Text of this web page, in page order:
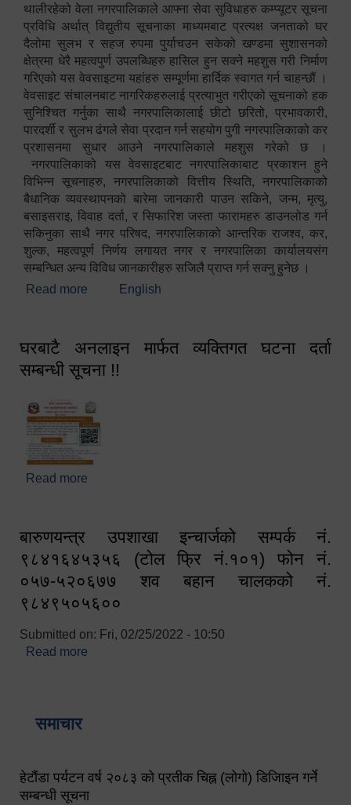
थालीरहेको वेला नगरपालिकाले आफ्ना सेवा सुविधाहरु कम्प्यूटर सूचना
प्रविधि अर्थात् विद्युतीय सूचनाका माध्यमबाट प्रत्यक्ष जनताको घर
दैलोमा सुलभ र सहज रुपमा पुर्याचउन सकेको खण्डमा सुशासनको
क्षेत्रमा धेरै महत्वपुर्ण उपलब्धिहरु हासिल हुन सक्ने महशुस गरी निर्माण
गरिएको यस वेवसाइटमा यहांहरु सम्पूर्णमा हार्दिक स्वागत गर्न चाहन्छौं ।
वेवसाइट संचालनबाट नागरिकहरुलाई प्रत्याभुत गरीएको सूचनाको हक
सुनिश्चित गर्नुका साथै नगरपालिकालाई छीटो छरितो, प्रभावकारी,
पारदर्शी र सुलभ ढंगले सेवा प्रदान गर्न सहयोग पुगी नगरपालिकाको कर
प्रशासनमा सुधार आउने नगरपालिकाले महशुस गरेको छ ।
नगरपालिकाको यस वेवसाइटबाट नगरपालिकाबाट प्रकाशन हुने
विभिन्न सूचनाहरु, नगरपालिकाको वित्तीय स्थिति, नगरपालिकाको
बैधानिक व्यवस्थापनको बारेमा जानकारी पाउन सकिने, जन्म, मृत्यु,
बसाइसराइ, विवाह दर्ता, र सिफारिश जस्ता फारामहरु डाउनलोड गर्न
सकिनुका साथै नगर परिषद, नगरपालिकाको आन्तरिक राजश्व, कर,
शुल्क, महत्वपूर्ण निर्णय लगायत नगर र नगरपालिका कार्यालयसंग
सम्बन्धित अन्य विविध जानकारीहरु सजिलै प्राप्त गर्न सक्नु हुनेछ ।
Read more about स्वागतम!!!
English
घरबाटै अनलाइन मार्फत व्यक्तिगत घटना दर्ता
सम्बन्धी सूचना !!
Read more
बारुणयन्त्र उपशाखा इन्चार्जको सम्पर्क नं.
९८४१६४५३५६ (टोल फ्रि नं.१०१) फोन नं.
०५७-५२०६७७ शव बहान चालकको नं.
९८४९५०५६००
Submitted on: Fri, 02/25/2022 - 10:50
Read more
समाचार
हेटौंडा पर्यटन वर्ष २०८३ को प्रतीक चिह्न (लोगो) डिजिाइन गर्ने
सम्बन्धी सूचना